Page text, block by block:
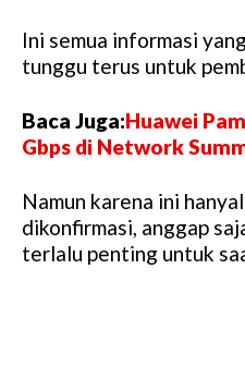
Ini semua informasi
tunggu terus untuk
Baca Juga:Huawei
Gbps di Network
Namun karena ini
dikonfirmasi, anggap
terlalu penting untuk